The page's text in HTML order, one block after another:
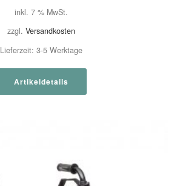
inkl. 7 % MwSt.
zzgl. Versandkosten
Lieferzeit: 3-5 Werktage
Artikeldetails